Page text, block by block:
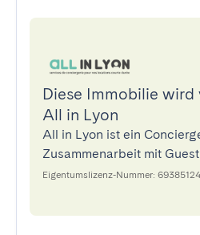
Diese Immobilie
All in Lyon
All in Lyon ist ein
Zusammenarbeit mit
Eigentumslizenz-Nummer: